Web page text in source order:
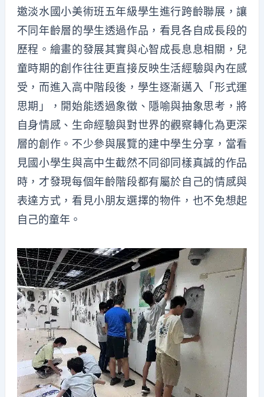
邀淡水國小美術班五年級學生進行跨齡聯展，讓
不同年齡層的學生透過作品，看見各自成長段的
歷程。繪畫的發展其實與心智成長息息相關，兒
童時期的創作往往更直接反映生活經驗與內在感
受，而進入高中階段後，學生逐漸邁入「形式運
思期」，開始能透過象徵、隱喻與抽象思考，將
自身情感、生命經驗與對世界的觀察轉化為更深
層的創作。不少參與展覽的建中學生分享，當看
見國小學生與高中生截然不同卻同樣真誠的作品
時，才發現每個年齡階段都有屬於自己的情感與
表達方式，看見小朋友選擇的物件，也不免想起
自己的童年。